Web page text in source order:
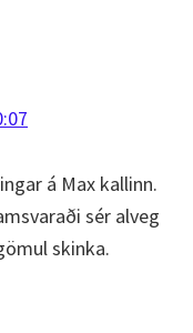
á Max kallinn.
sér alveg
skinka.